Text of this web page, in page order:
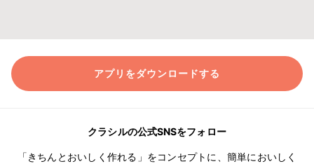
アプリをダウンロードする
クラシルの公式SNSをフォロー
「きちんとおいしく作れる」をコンセプトに、簡単においしく